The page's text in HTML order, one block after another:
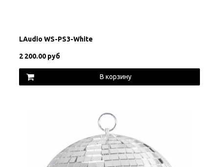
LAudio WS-PS3-White
2 200.00 руб
В корзину